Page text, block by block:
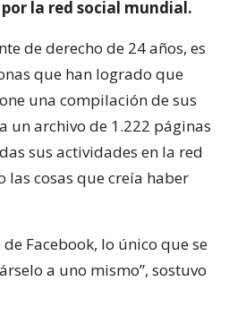
la red social mundial.
de derecho de 24 años, es
que han logrado que
una compilación de sus
un archivo de 1.222 páginas
sus actividades en la red
cosas que creía haber
Facebook, lo único que se
a uno mismo”, sostuvo